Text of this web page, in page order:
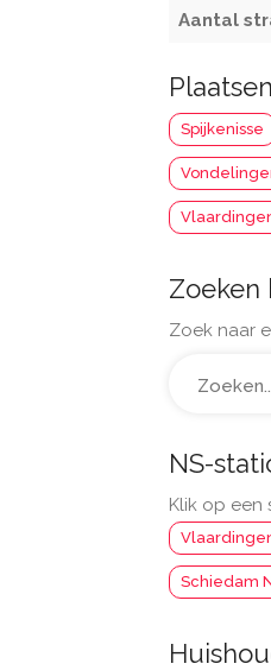
Aantal
Spijkenisse
Zoeken
Zoek naar
NS-
Klik op een
Schiedam